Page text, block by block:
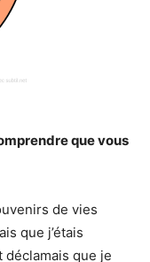
que vous
de vies
que j’étais
déclamais que je